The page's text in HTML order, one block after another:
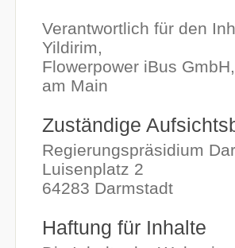
Verantwortlich für den
Yildirim,
Flowerpower iBus
am Main
Zuständige
Regierungspräsidium
Luisenplatz 2
64283 Darmstadt
Haftung für Inhalte